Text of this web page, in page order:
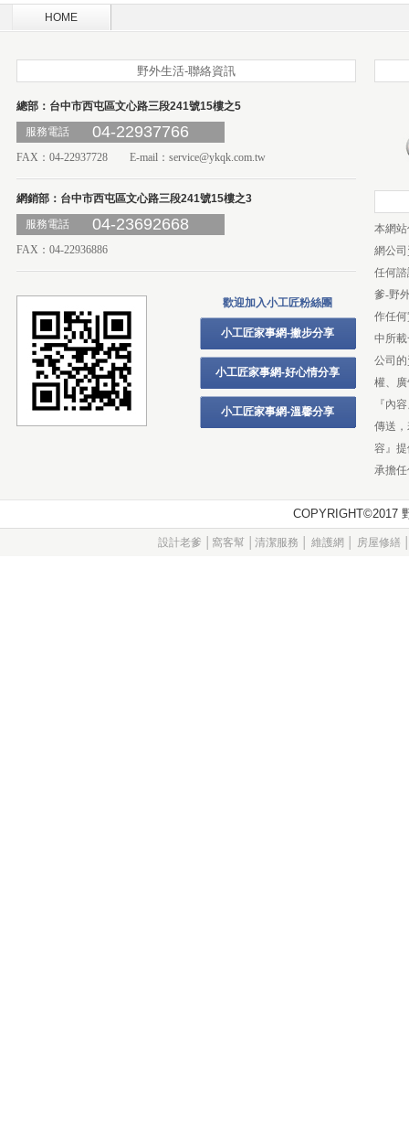
HOME
野外生活-聯絡資訊
總部：台中市西屯區文心路三段241號15樓之5
服務電話
04-22937766
FAX：04-22937728 E-mail： service@ykqk.com.tw
網銷部：台中市西屯區文心路三段241號15樓之3
服務電話
04-23692668
FAX：04-22936886
歡迎加入小工匠粉絲團
小工匠家事網-撇步分享
小工匠家事網-好心情分享
小工匠家事網-溫馨分享
本網
網公
任何
爹-野
作任
中所
公司
權、
『內
傳送
容』
承擔
設計老爹 窩客幫 清潔服務 維護網 房屋修繕